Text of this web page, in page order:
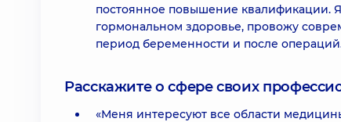
постоянное повышение квалификации.
гормональном здоровье, провожу
период беременности и после
Расскажите о сфере своих
«Меня интересуют все области